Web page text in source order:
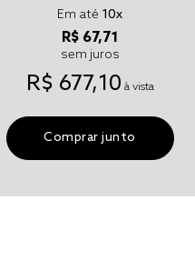
Em até 10x
R$ 67,71
sem juros
R$ 677,10 à vista
Comprar junto